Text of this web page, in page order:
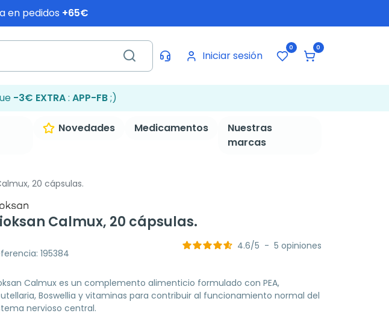
en pedidos +65€
Iniciar sesión
0 0
-3€ EXTRA: APP-FB;)
Novedades Medicamentos
Nuestras
marcas
20 cápsulas.
Calmux, 20 cápsulas.
195384
4.6/5 - 5 opiniones
Calmux es un complemento alimenticio formulado con PEA,
Boswellia y vitaminas para contribuir al funcionamiento normal del
nervioso central.